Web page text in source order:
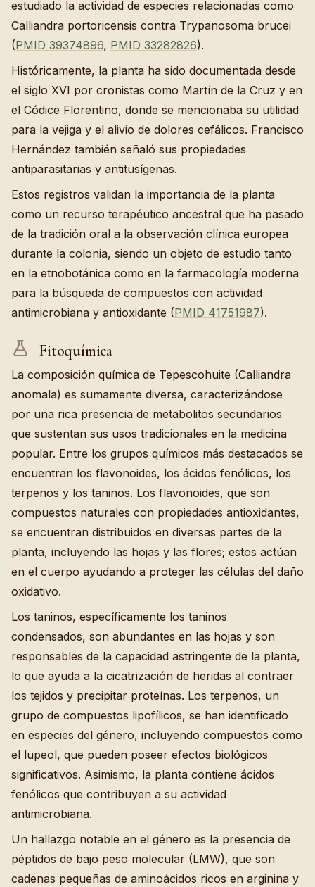
estudiado la actividad de especies relacionadas como
Calliandra portoricensis contra Trypanosoma brucei
(PMID 39374896, PMID 33282826).
Históricamente, la planta ha sido documentada desde
el siglo XVI por cronistas como Martín de la Cruz y en
el Códice Florentino, donde se mencionaba su utilidad
para la vejiga y el alivio de dolores cefálicos. Francisco
Hernández también señaló sus propiedades
antiparasitarias y antitusígenas.
Estos registros validan la importancia de la planta
como un recurso terapéutico ancestral que ha pasado
de la tradición oral a la observación clínica europea
durante la colonia, siendo un objeto de estudio tanto
en la etnobotánica como en la farmacología moderna
para la búsqueda de compuestos con actividad
antimicrobiana y antioxidante (PMID 41751987).
Fitoquímica
La composición química de Tepescohuite (Calliandra
anomala) es sumamente diversa, caracterizándose
por una rica presencia de metabolitos secundarios
que sustentan sus usos tradicionales en la medicina
popular. Entre los grupos químicos más destacados se
encuentran los flavonoides, los ácidos fenólicos, los
terpenos y los taninos. Los flavonoides, que son
compuestos naturales con propiedades antioxidantes,
se encuentran distribuidos en diversas partes de la
planta, incluyendo las hojas y las flores; estos actúan
en el cuerpo ayudando a proteger las células del daño
oxidativo.
Los taninos, específicamente los taninos
condensados, son abundantes en las hojas y son
responsables de la capacidad astringente de la planta,
lo que ayuda a la cicatrización de heridas al contraer
los tejidos y precipitar proteínas. Los terpenos, un
grupo de compuestos lipofílicos, se han identificado
en especies del género, incluyendo compuestos como
el lupeol, que pueden poseer efectos biológicos
significativos. Asimismo, la planta contiene ácidos
fenólicos que contribuyen a su actividad
antimicrobiana.
Un hallazgo notable en el género es la presencia de
péptidos de bajo peso molecular (LMW), que son
cadenas pequeñas de aminoácidos ricos en arginina y